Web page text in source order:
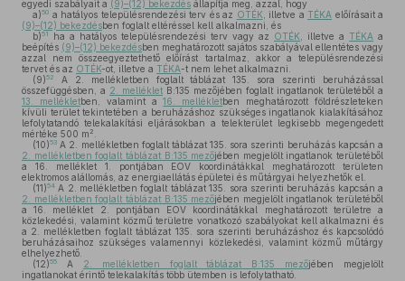
egyedi szabályait a (9)–(12) bekezdés állapítja meg, azzal, hogy
a)50 a hatályos településrendezési terv és az OTÉK , illetve a TÉKA előírásait a
(9)–(12) bekezdésben foglalt eltéréssel kell alkalmazni, és
b)51 ha a hatályos településrendezési terv vagy az OTÉK , illetve a TÉKA a
beépítés (9)–(12) bekezdésben meghatározott sajátos szabályával ellentétes vagy
azzal nem összeegyeztethető előírást tartalmaz, akkor a településrendezési
tervet és az OTÉK-ot, illetve a TÉKA-t nem lehet alkalmazni.
(9)52
A 2. mellékletben foglalt táblázat 135. sora szerinti beruházással
összefüggésben, a 2. melléklet B:135 mezőjében foglalt ingatlanok területéből a
13. mellékletben, valamint a16. mellékletben meghatározott földrészleteken
kívüli terület tekintetében a beruházáshoz szükséges ingatlanok kialakításához
lefolytatandó telekalakítási eljárásokban a telekterület legkisebb megengedett
mértéke 500 m 2
(10)53 A 2. mellékletben foglalt táblázat 135. sora szerinti beruházás kapcsán a
2. mellékletben foglalt táblázat B:135 mezőjében megjelölt ingatlanok területéből
a 16. melléklet 1. pontjában EOV koordinátákkal meghatározott területen
elektromos alállomás, az energiaellátás épületei és műtárgyai helyezhetők el.
(11)54 A 2. mellékletben foglalt táblázat 135. sora szerinti beruházás kapcsán a
2. mellékletben foglalt táblázat B:135 mezőjében megjelölt ingatlanok területéből
a 16. melléklet 2. pontjában EOV koordinátákkal meghatározott területre a
közlekedési, valamint közmű területre vonatkozó szabályokat kell alkalmazni és
a 2. mellékletben foglalt táblázat 135. sora szerinti beruházáshoz és kapcsolódó
beruházásaihoz szükséges valamennyi közlekedési, valamint közmű műtárgy
elhelyezhető.
(12)55 A 2. mellékletben foglalt táblázat B:135 mezőjében megjelölt
ingatlanokat érintő telekalakítás több ütemben is lefolytatható.